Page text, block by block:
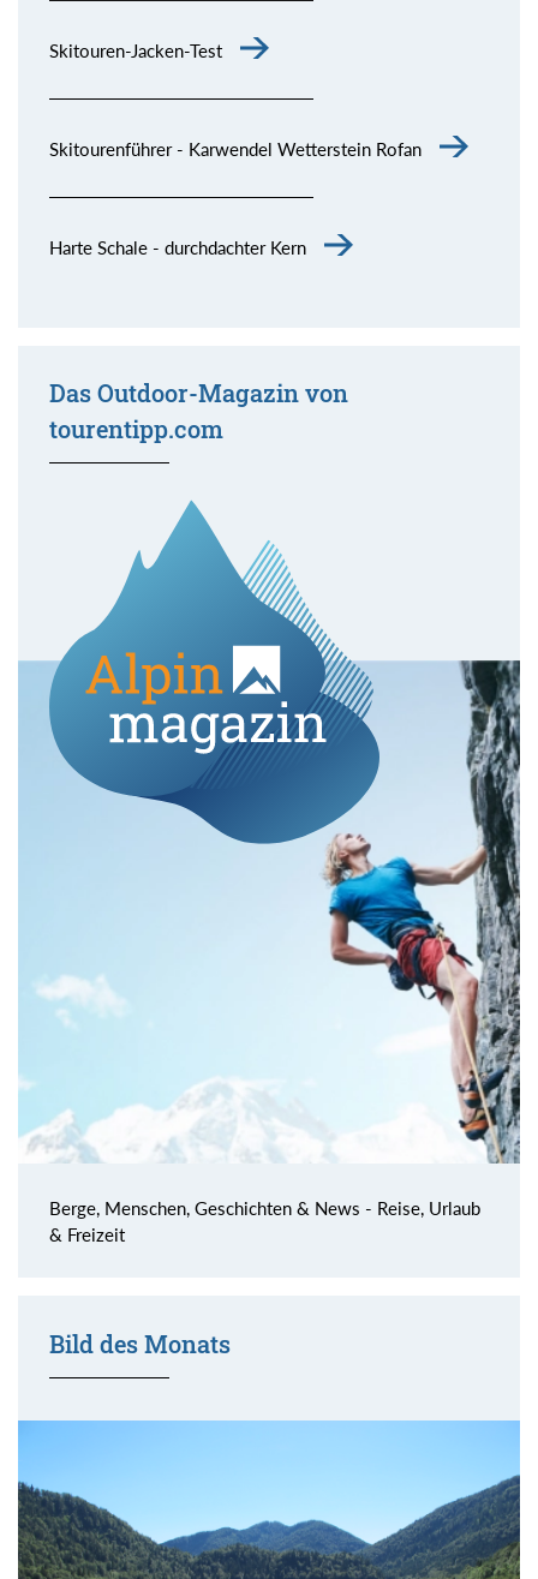
Skitouren-Jacken-Test
Skitourenführer - Karwendel Wetterstein Rofan
Harte Schale - durchdachter Kern
Das Outdoor-Magazin von
tourentipp.com
Berge, Menschen, Geschichten & News - Reise, Urlaub
& Freizeit
Bild des Monats